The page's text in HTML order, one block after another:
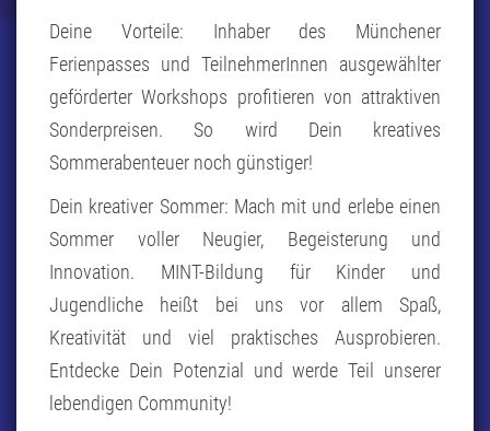
Deine Vorteile: Inhaber des Münchener
Ferienpasses und TeilnehmerInnen ausgewählter
geförderter Workshops profitieren von attraktiven
Sonderpreisen. So wird Dein kreatives
Sommerabenteuer noch günstiger!
Dein kreativer Sommer: Mach mit und erlebe einen
Sommer voller Neugier, Begeisterung und
Innovation. MINT-Bildung für Kinder und
Jugendliche heißt bei uns vor allem Spaß,
Kreativität und viel praktisches Ausprobieren.
Entdecke Dein Potenzial und werde Teil unserer
lebendigen Community!